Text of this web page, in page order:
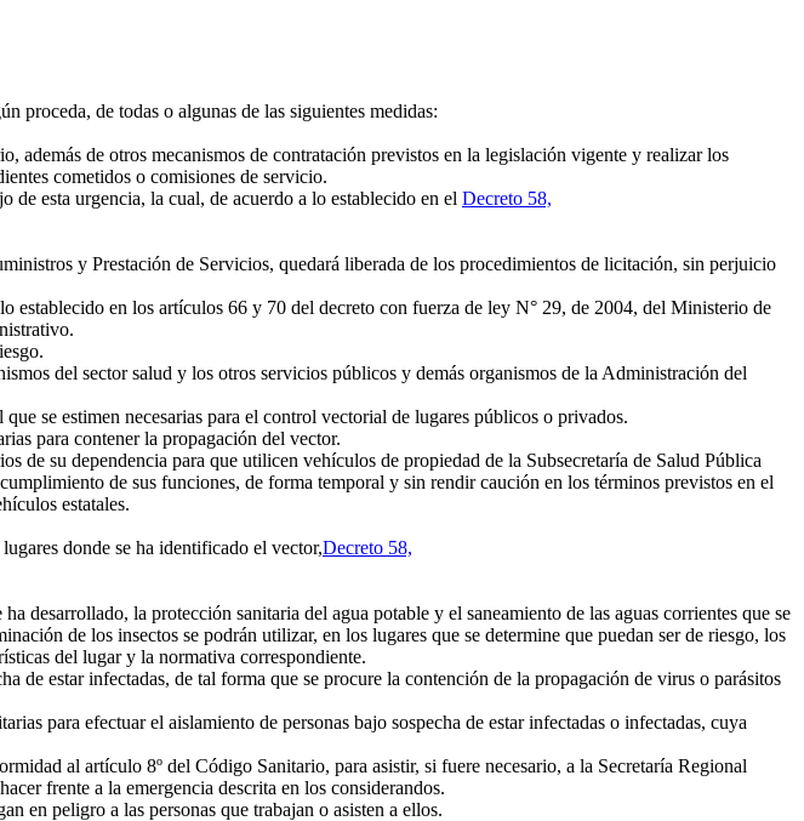
proceda, de todas o algunas de las siguientes medidas:
de otros mecanismos de contratación previstos en la legislación vigente y realizar los
cometidos o comisiones de servicio.
esta urgencia, la cual, de acuerdo a lo establecido en el Decreto 58,
y Prestación de Servicios, quedará liberada de los procedimientos de licitación, sin perjuicio
en los artículos 66 y 70 del decreto con fuerza de ley N° 29, de 2004, del Ministerio de
del sector salud y los otros servicios públicos y demás organismos de la Administración del
se estimen necesarias para el control vectorial de lugares públicos o privados.
para contener la propagación del vector.
de su dependencia para que utilicen vehículos de propiedad de la Subsecretaría de Salud Pública
de sus funciones, de forma temporal y sin rendir caución en los términos previstos en el
estatales.
donde se ha identificado el vector,Decreto 58,
desarrollado, la protección sanitaria del agua potable y el saneamiento de las aguas corrientes que se
de los insectos se podrán utilizar, en los lugares que se determine que puedan ser de riesgo, los
del lugar y la normativa correspondiente.
de estar infectadas, de tal forma que se procure la contención de la propagación de virus o parásitos
para efectuar el aislamiento de personas bajo sospecha de estar infectadas o infectadas, cuya
al artículo 8º del Código Sanitario, para asistir, si fuere necesario, a la Secretaría Regional
frente a la emergencia descrita en los considerandos.
en peligro a las personas que trabajan o asisten a ellos.